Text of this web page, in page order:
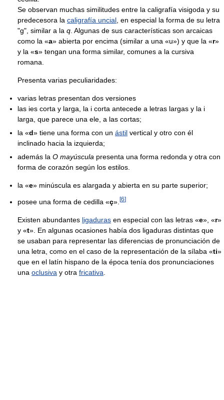
Se observan muchas similitudes entre la caligrafía visigoda y su
predecesora la caligrafía uncial, en especial la forma de su letra
"g", similar a la q. Algunas de sus características son arcaicas
como la «a» abierta por encima (similar a una «u») y que la «r»
y la «s» tengan una forma similar, comunes a la cursiva
romana.
Presenta varias peculiaridades:
varias letras presentan dos versiones
las ies corta y larga, la i corta antecede a letras largas y la i
larga, que parece una ele, a las cortas;
la «d» tiene una forma con un ástil vertical y otro con él
inclinado hacia la izquierda;
además la O mayúscula presenta una forma redonda y otra con
forma de corazón según los estilos.
la «e» minúscula es alargada y abierta en su parte superior;
posee una forma de cedilla «ç». [6]
Existen abundantes ligaduras en especial con las letras «e», «r»
y «t». En algunas ocasiones había dos ligaduras distintas que
se usaban para representar las diferencias de pronunciación de
una letra, como en el caso de la representación de la sílaba «ti»
que en el latín hispano de la época tenía dos pronunciaciones
una oclusiva y otra fricativa